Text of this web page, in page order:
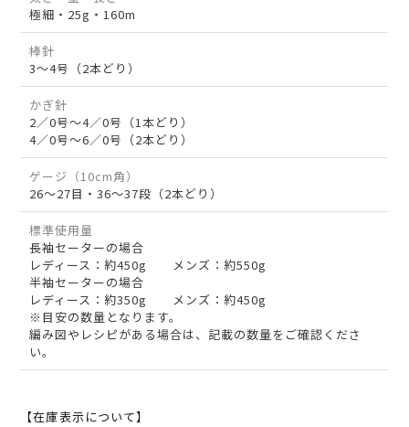
極細・25g・160m
棒針
3～4号（2本どり）
かぎ針
2／0号～4／0号（1本どり）
4／0号～6／0号（2本どり）
ゲージ（10cm角）
26～27目・36～37段（2本どり）
標準使用量
長袖セーターの場合
レディース：約450g メンズ：約550g
半袖セーターの場合
レディース：約350g メンズ：約450g
※目安の数量となります。
編み図やレシピがある場合は、記載の数量をご確認くださ
い。
【在庫表示について】